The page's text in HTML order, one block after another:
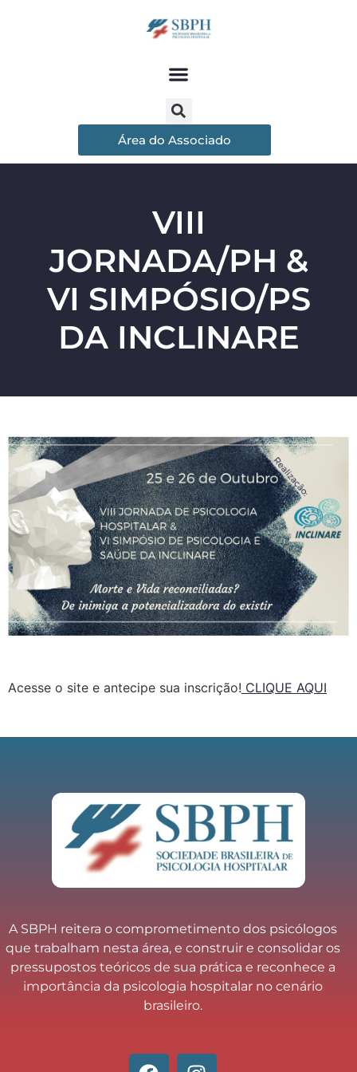
Área do Associado
VIII
JORNADA/PH &
VI SIMPÓSIO/PS
DA INCLINARE
Acesse o site e antecipe sua inscrição! CLIQUE AQUI
A SBPH reitera o comprometimento dos psicólogos
que trabalham nesta área, e construir e consolidar os
pressupostos teóricos de sua prática e reconhece a
importância da psicologia hospitalar no cenário
brasileiro.